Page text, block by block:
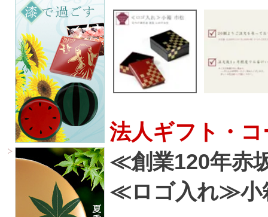
法人ギフト・
≪創業120年赤
≪ロゴ入れ≫小